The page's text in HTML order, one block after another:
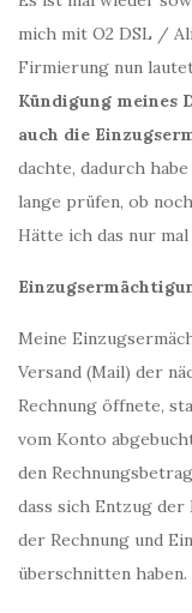
mich mit O2 DSL /
Firmierung nun
Kündigung meines
auch die
dachte, dadurch
lange prüfen, ob
Hätte ich das nur mal
Meine
Versand (Mail) der
Rechnung öffnete,
vom Konto
den
dass sich Entzug
der Rechnung und
überschnitten